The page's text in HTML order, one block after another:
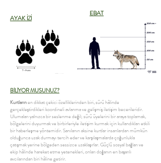
EBAT
AYAK İZİ
BİLİYOR MUSUNUZ?
Kurtlarınen dikkat çekici özelliklerinden biri, sürü hâlinde
gerçekleştirdikleri koordineli avlanma ve gelişmiş iletişim becerileridir.
Ulumaları yalnızca bir seslenme değil; sürü üyelerini bir araya toplamak,
bölgelerini duyurmak ve birbirleriyle iletişim kurmak için kullandıkları etkili
bir haberleşme yöntemidir. Sanılanın aksine kurtlar insanlardan mümkün
olduğunca uzak durmayı tercih eder ve karşılaşmalarda çoğunlukla
çatışmak yerine bölgeden sessizce uzaklaşırlar. Güçlü sosyal bağları ve
ekip hâlinde hareket etme yetenekleri, onları doğanın en başarılı
avcılarından biri hâline getirir.